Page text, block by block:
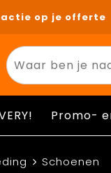
op je offerte
Promo-
Schoenen